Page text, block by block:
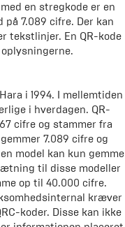
en stregkode er en
7.089 cifre. Der kan
tekstlinjer. En QR-kode
i 1994. I mellemtiden
i hverdagen. QR-
cifre og stammer fra
7.089 cifre og
model kan kun gemme
til disse modeller
op til 40.000 cifre.
kræver
koder. Disse kan ikke